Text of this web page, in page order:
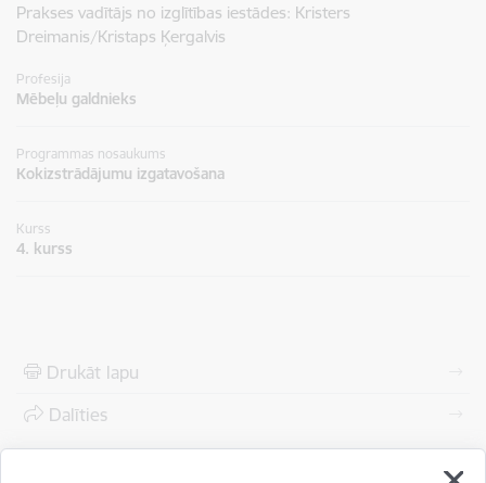
Prakses vadītājs no izglītības iestādes: Kristers
Dreimanis/Kristaps Ķergalvis
Profesija
Mēbeļu galdnieks
Programmas nosaukums
Kokizstrādājumu izgatavošana
Kurss
4. kurss
Drukāt lapu
Dalīties